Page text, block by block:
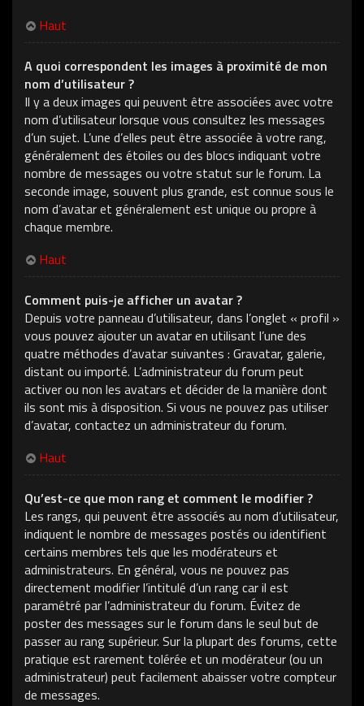
Haut
A quoi correspondent les images à proximité de mon
nom d’utilisateur ?
Il y a deux images qui peuvent être associées avec votre
nom d’utilisateur lorsque vous consultez les messages
d’un sujet. L’une d’elles peut être associée à votre rang,
généralement des étoiles ou des blocs indiquant votre
nombre de messages ou votre statut sur le forum. La
seconde image, souvent plus grande, est connue sous le
nom d’avatar et généralement est unique ou propre à
chaque membre.
Haut
Comment puis-je afficher un avatar ?
Depuis votre panneau d’utilisateur, dans l’onglet « profil »
vous pouvez ajouter un avatar en utilisant l’une des
quatre méthodes d’avatar suivantes : Gravatar, galerie,
distant ou importé. L’administrateur du forum peut
activer ou non les avatars et décider de la manière dont
ils sont mis à disposition. Si vous ne pouvez pas utiliser
d’avatar, contactez un administrateur du forum.
Haut
Qu’est-ce que mon rang et comment le modifier ?
Les rangs, qui peuvent être associés au nom d’utilisateur,
indiquent le nombre de messages postés ou identifient
certains membres tels que les modérateurs et
administrateurs. En général, vous ne pouvez pas
directement modifier l’intitulé d’un rang car il est
paramétré par l’administrateur du forum. Évitez de
poster des messages sur le forum dans le seul but de
passer au rang supérieur. Sur la plupart des forums, cette
pratique est rarement tolérée et un modérateur (ou un
administrateur) peut facilement abaisser votre compteur
de messages.